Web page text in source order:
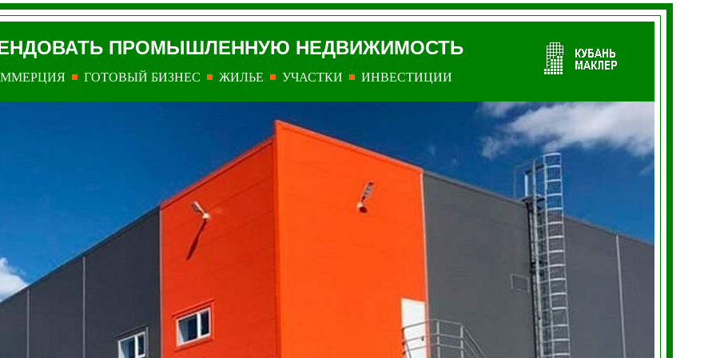
ПРОМЫШЛЕННУЮ НЕДВИЖИМОСТЬ
ГОТОВЫЙ БИЗНЕС ЖИЛЬЕ УЧАСТКИ ИНВЕСТИЦИИ